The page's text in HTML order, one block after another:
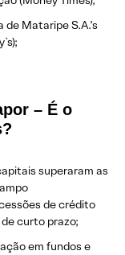
Mataripe S.A.’s
– É o
superaram as
de crédito
curto prazo;
em fundos e